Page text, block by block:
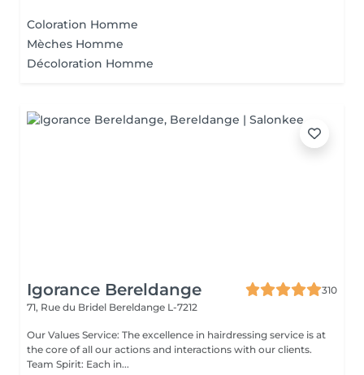
Coloration Homme
Mèches Homme
Décoloration Homme
Igorance Bereldange
310
71, Rue du Bridel Bereldange L-7212
Our Values Service: The excellence in hairdressing service is at
the core of all our actions and interactions with our clients.
Team Spirit: Each in...